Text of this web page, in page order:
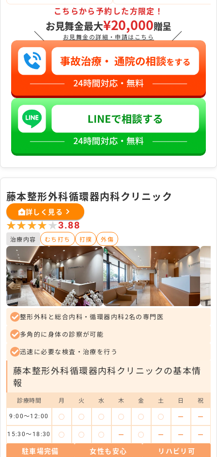
＼
こちらから予約した方限定！
お見舞金最大¥20,000贈呈
お見舞金の詳細・申請はこちら ／
藤本整形外科循環器内科クリニック
詳しく見る
★★★★★
★★★★★3.88
治療内容 むち打ち 打撲 外傷
整形外科と総合内科・循環器内科2名の専門医
多角的に身体の診察が可能
迅速に必要な検査・治療を行う
藤本整形外科循環器内科クリニックの基本情
報
診療時間 月 火 水 木 金 土 日 祝
9:00～12:00 ◯ ◯ ◯ ◯ ◯ ◯ ー ー
15:30～18:30 ◯ ◯ ◯ ー ◯ ー ー ー
駐車場完備 女性も安心
リハビリ可